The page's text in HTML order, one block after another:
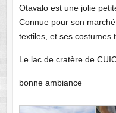
Otavalo est une jolie
Connue pour son
textiles, et ses costumes
Le lac de cratère de
bonne ambiance